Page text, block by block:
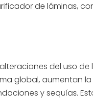
de láminas,
del uso de
global, aumentan la
y sequías.